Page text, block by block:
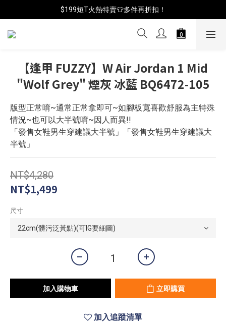
📦年中破盤出清(買鞋送襪)
$199短T火熱特賣👕多件再折扣！
📦年中破盤出清(買鞋送襪)
【逢甲 FUZZY】W Air Jordan 1 Mid
"Wolf Grey" 煙灰 冰藍 BQ6472-105
版型正常唷~通常正常拿即可~如腳板寬喜歡舒服為主特殊
情況~也可以大半號唷~因人而異!!
「發售女鞋男生穿建議大半號」「發售女鞋男生穿建議大
半號」
NT$4,280
NT$1,499
尺寸
加入購物車 立即購買
加入追蹤清單